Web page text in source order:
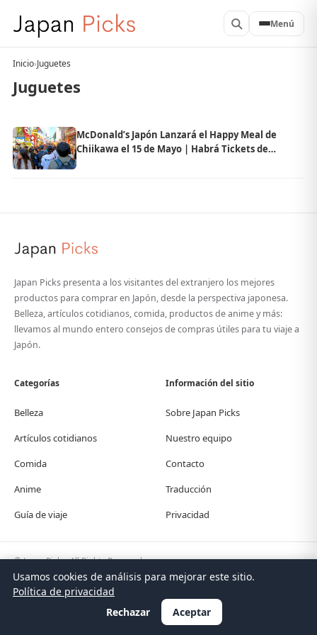
Menú
Inicio›Juguetes
Juguetes
McDonald’s Japón Lanzará el Happy Meal de
Chiikawa el 15 de Mayo | Habrá Tickets de
Japan Picks presenta a los visitantes del extranjero los mejores
productos para comprar en Japón, desde la perspectiva japonesa.
Belleza, artículos cotidianos, comida, productos de anime y más:
llevamos al mundo entero consejos de compras útiles para tu viaje a
Japón.
Categorías
Belleza
Artículos cotidianos
Comida
Anime
Guía de viaje
Información del sitio
Sobre Japan Picks
Nuestro equipo
Contacto
Traducción
Privacidad
© Japan Picks. All Rights Reserved.
日本語한국어繁體中文简体中文EnglishDeutschEspañolFrançais
PortuguêsPolskiTürkçe
Usamos cookies de análisis para mejorar este sitio.
Política de privacidad
Rechazar
Aceptar